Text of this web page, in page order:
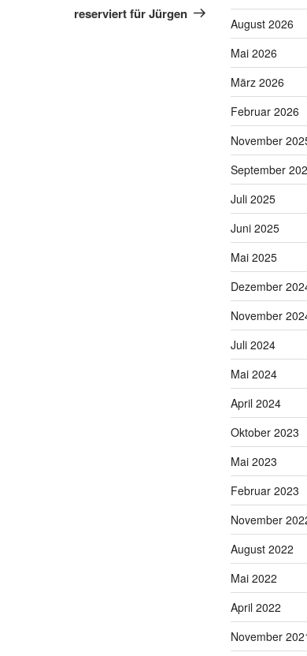
Beitrag
reserviert für Jürgen
August 2026
Mai 2026
März 2026
Februar 2026
November
September
Juli 2025
Juni 2025
Mai 2025
Dezember
November
Juli 2024
Mai 2024
April 2024
Oktober 2023
Mai 2023
Februar 2023
November
August 2022
Mai 2022
April 2022
November